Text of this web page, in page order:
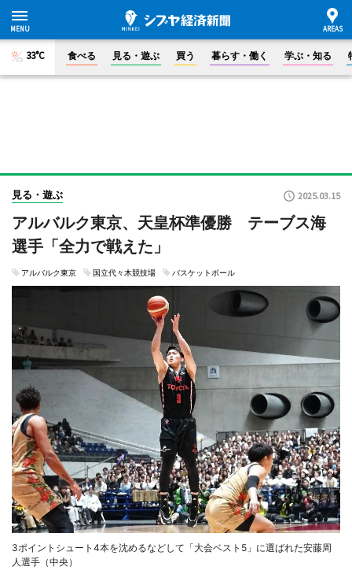
33°C 食べる 見る・遊ぶ 買う 暮らす・働く 学ぶ・知る
見る・遊ぶ 2025.03.15
アルバルク東京、天皇杯準優勝 テーブス海
選手「全力で戦えた」
アルバルク東京 国立代々木競技場 バスケットボール
3ポイントシュート4本を沈めるなどして「大会ベスト5」に選ばれた安藤周
人選手（中央）